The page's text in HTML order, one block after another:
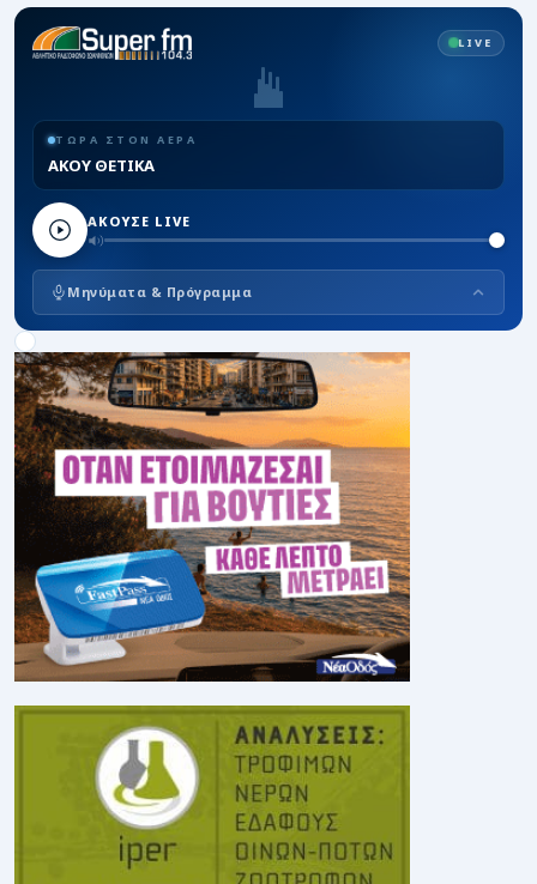
LIVE
ΤΩΡΑ ΣΤΟΝ ΑΕΡΑ
ΑΚΟΥ ΘΕΤΙΚΑ
ΑΚΟΥΣΕ LIVE
Μηνύματα & Πρόγραμμα